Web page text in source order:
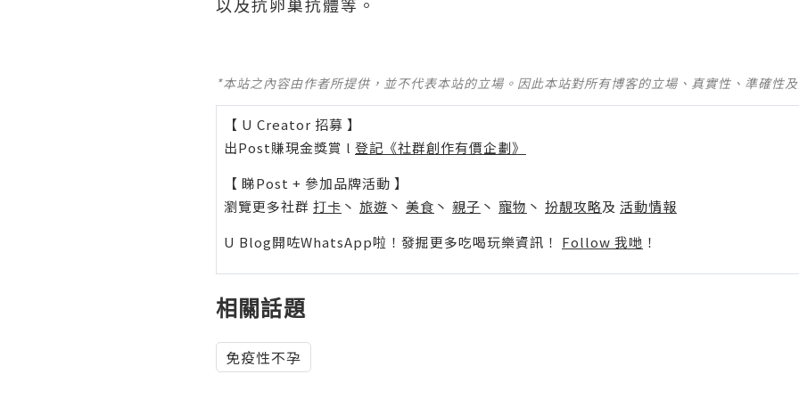
*本站之內容由作者所提供，並不代表本站的立場。因此本站對所有博客的立場、真實性、準確性
【 U Creator 招募 】
出Post賺現金獎賞 l 登記《社群創作有價企劃》
【 睇Post + 參加品牌活動 】
瀏覽更多社群 打卡 丶 旅遊 丶 美食 丶 親子 丶 寵物 丶 扮靚攻略及 活動情報
U Blog開咗WhatsApp啦！發掘更多吃喝玩樂資訊！ Follow 我哋 ！
相關話題
免疫性不孕